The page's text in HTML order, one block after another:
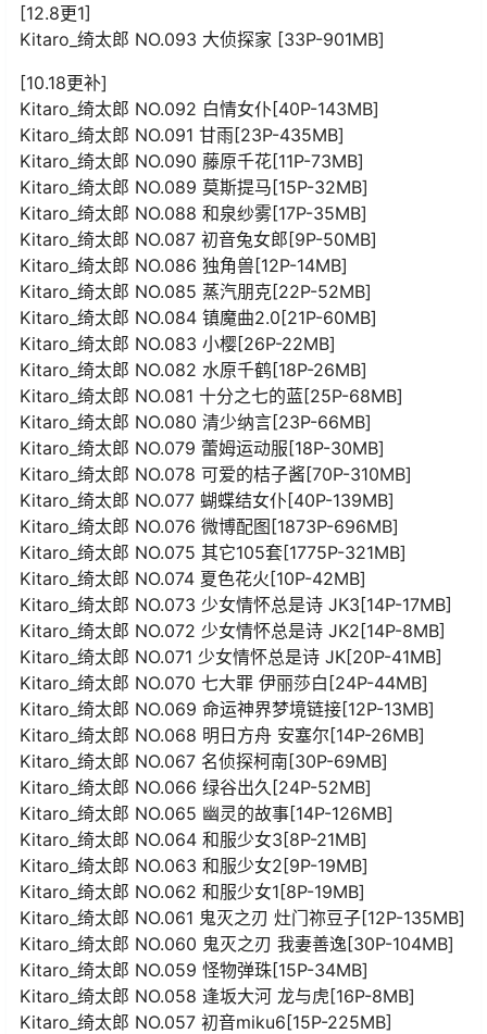
[12.8更1]
Kitaro_绮太郎 NO.093 大侦探家 [33P-901MB]
[10.18更补]
Kitaro_绮太郎 NO.092 白情女仆[40P-143MB]
Kitaro_绮太郎 NO.091 甘雨[23P-435MB]
Kitaro_绮太郎 NO.090 藤原千花[11P-73MB]
Kitaro_绮太郎 NO.089 莫斯提马[15P-32MB]
Kitaro_绮太郎 NO.088 和泉纱雾[17P-35MB]
Kitaro_绮太郎 NO.087 初音兔女郎[9P-50MB]
Kitaro_绮太郎 NO.086 独角兽[12P-14MB]
Kitaro_绮太郎 NO.085 蒸汽朋克[22P-52MB]
Kitaro_绮太郎 NO.084 镇魔曲2.0[21P-60MB]
Kitaro_绮太郎 NO.083 小樱[26P-22MB]
Kitaro_绮太郎 NO.082 水原千鹤[18P-26MB]
Kitaro_绮太郎 NO.081 十分之七的蓝[25P-68MB]
Kitaro_绮太郎 NO.080 清少纳言[23P-66MB]
Kitaro_绮太郎 NO.079 蕾姆运动服[18P-30MB]
Kitaro_绮太郎 NO.078 可爱的桔子酱[70P-310MB]
Kitaro_绮太郎 NO.077 蝴蝶结女仆[40P-139MB]
Kitaro_绮太郎 NO.076 微博配图[1873P-696MB]
Kitaro_绮太郎 NO.075 其它105套[1775P-321MB]
Kitaro_绮太郎 NO.074 夏色花火[10P-42MB]
Kitaro_绮太郎 NO.073 少女情怀总是诗 JK3[14P-17MB]
Kitaro_绮太郎 NO.072 少女情怀总是诗 JK2[14P-8MB]
Kitaro_绮太郎 NO.071 少女情怀总是诗 JK[20P-41MB]
Kitaro_绮太郎 NO.070 七大罪 伊丽莎白[24P-44MB]
Kitaro_绮太郎 NO.069 命运神界梦境链接[12P-13MB]
Kitaro_绮太郎 NO.068 明日方舟 安塞尔[14P-26MB]
Kitaro_绮太郎 NO.067 名侦探柯南[30P-69MB]
Kitaro_绮太郎 NO.066 绿谷出久[24P-52MB]
Kitaro_绮太郎 NO.065 幽灵的故事[14P-126MB]
Kitaro_绮太郎 NO.064 和服少女3[8P-21MB]
Kitaro_绮太郎 NO.063 和服少女2[9P-19MB]
Kitaro_绮太郎 NO.062 和服少女1[8P-19MB]
Kitaro_绮太郎 NO.061 鬼灭之刃 灶门祢豆子[12P-135MB]
Kitaro_绮太郎 NO.060 鬼灭之刃 我妻善逸[30P-104MB]
Kitaro_绮太郎 NO.059 怪物弹珠[15P-34MB]
Kitaro_绮太郎 NO.058 逢坂大河 龙与虎[16P-8MB]
Kitaro_绮太郎 NO.057 初音miku6[15P-225MB]